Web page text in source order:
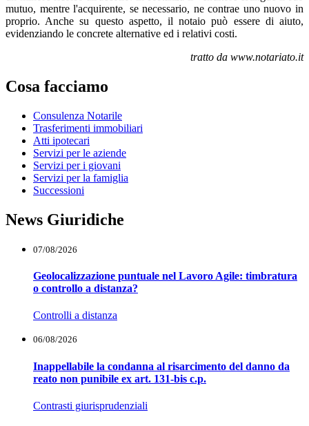
mutuo, mentre l'acquirente, se necessario, ne contrae uno nuovo in
proprio. Anche su questo aspetto, il notaio può essere di aiuto,
evidenziando le concrete alternative ed i relativi costi.
tratto da www.notariato.it
Cosa facciamo
Consulenza Notarile
Trasferimenti immobiliari
Atti ipotecari
Servizi per le aziende
Servizi per i giovani
Servizi per la famiglia
Successioni
News Giuridiche
07/08/2026
Geolocalizzazione puntuale nel Lavoro Agile: timbratura
o controllo a distanza?
Controlli a distanza
06/08/2026
Inappellabile la condanna al risarcimento del danno da
reato non punibile ex art. 131-bis c.p.
Contrasti giurisprudenziali